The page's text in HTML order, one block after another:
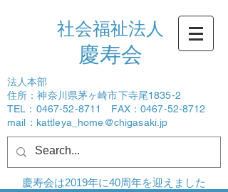
社会福祉法人
​慶寿会
法人本部
住所：神奈川県茅ヶ崎市下寺尾1835-2
TEL：0467-52-8711 FAX：0467-52-8712
mail： kattleya_home@chigasaki.jp
ログイン
慶寿会は2019年に40周年を迎えました